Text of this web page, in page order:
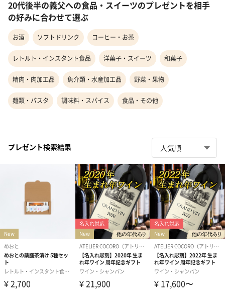
20代後半の義父への食品・スイーツのプレゼントを相手
の好みに合わせて選ぶ
お酒 ソフトドリンク コーヒー・お茶
レトルト・インスタント食品 洋菓子・スイーツ 和菓子
精肉・肉加工品 魚介類・水産加工品 野菜・果物
麺類・パスタ 調味料・スパイス 食品・その他
プレゼント検索結果